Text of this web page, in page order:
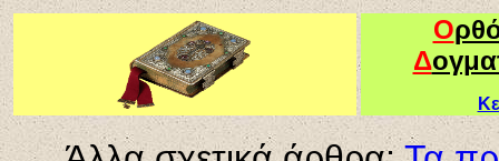
Ο
Δ